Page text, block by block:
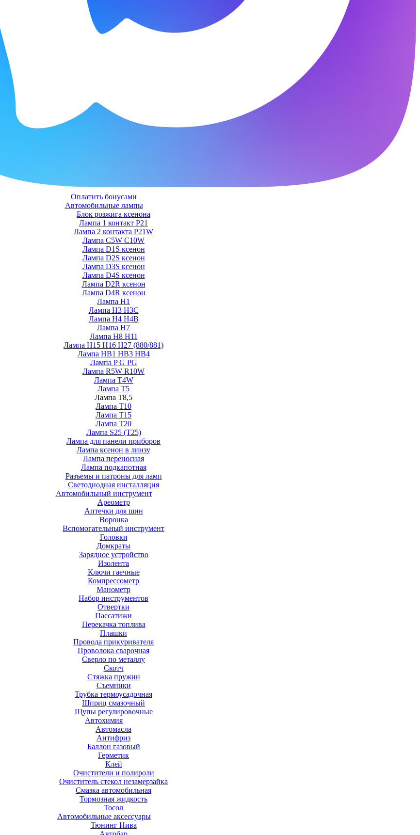
Оплатить бонусами
Автомобильные лампы
Блок розжига ксенона
Лампа 1 контакт P21
Лампа 2 контакта P21W
Лампа C5W C10W
Лампа D1S ксенон
Лампа D2S ксенон
Лампа D3S ксенон
Лампа D4S ксенон
Лампа D2R ксенон
Лампа D4R ксенон
Лампа H1
Лампа H3 H3C
Лампа H4 H4B
Лампа H7
Лампа H8 H11
Лампа H15 H16 H27 (880/881)
Лампа HB1 HB3 HB4
Лампа P G PG
Лампа R5W R10W
Лампа T4W
Лампа T5
Лампа T8,5
Лампа T10
Лампа T15
Лампа T20
Лампа S25 (T25)
Лампа для панели приборов
Лампа ксенон в линзу
Лампа переносная
Лампа подкапотная
Разъемы и патроны для ламп
Светодиодная инсталляция
Автомобильный инструмент
Ареометр
Аптечки для шин
Воронка
Вспомогательный инструмент
Головки
Домкраты
Зарядное устройство
Изолента
Ключи гаечные
Компрессометр
Манометр
Набор инструментов
Отвертки
Пассатижи
Перекачка топлива
Плашки
Провода прикуривателя
Проволока сварочная
Сверло по металлу
Скотч
Стяжка пружин
Съемники
Трубка термоусадочная
Шприц смазочный
Щупы регулировочные
Автохимия
Автомасла
Антифриз
Баллон газовый
Герметик
Клей
Очистители и полироли
Очиститель стекол незамерзайка
Смазка автомобильная
Тормозная жидкость
Тосол
Автомобильные аксессуары
Тюнинг Нива